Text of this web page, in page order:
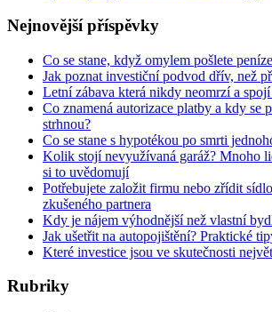
Nejnovější příspěvky
Co se stane, když omylem pošlete
Jak poznat investiční podvod dřív, než
Letní zábava která nikdy neomrzí a
Co znamená autorizace platby a kdy se
strhnou?
Co se stane s hypotékou po smrti
Kolik stojí nevyužívaná garáž? Mnoho
si to uvědomují
Potřebujete založit firmu nebo zřídit
zkušeného partnera
Kdy je nájem výhodnější než vlastní
Jak ušetřit na autopojištění? Praktické
Které investice jsou ve skutečnosti
Rubriky